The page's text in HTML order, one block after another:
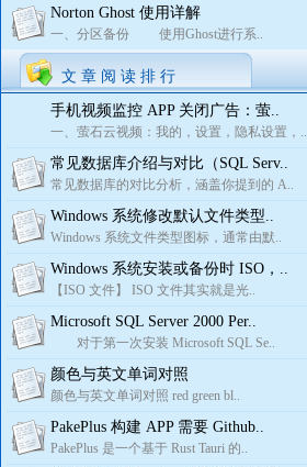
Norton Ghost 使用详解
一、分区备份 使用Ghost进行系..
文 章 阅 读 排 行
手机视频监控 APP 关闭广告：萤..
一、萤石云视频：我的，设置，隐私设置，..
常见数据库介绍与对比（SQL Serv..
常见数据库的对比分析，涵盖你提到的 A..
Windows 系统修改默认文件类型..
Windows 系统文件类型图标，通常由默..
Windows 系统安装或备份时 ISO，..
【ISO 文件】 ISO 文件其实就是光..
Microsoft SQL Server 2000 Per..
对于第一次安装 Microsoft SQL Se..
颜色与英文单词对照
颜色与英文单词对照 red green bl..
PakePlus 构建 APP 需要 Github..
PakePlus 是一个基于 Rust Tauri 的..